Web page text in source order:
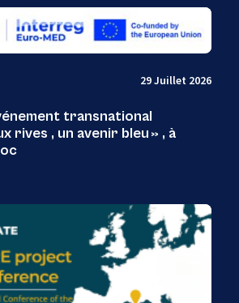
29 Juillet 2026
transnational
rives , un avenir bleu » , à